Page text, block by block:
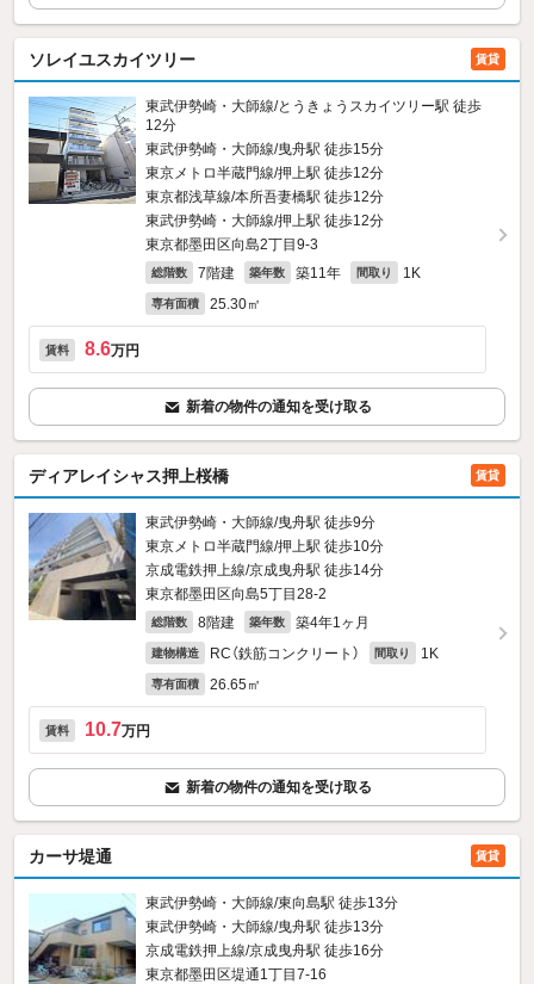
ソレイユスカイツリー 賃貸
東武伊勢崎・大師線/とうきょうスカイツリー駅 徒歩
12分
東武伊勢崎・大師線/曳舟駅 徒歩15分
東京メトロ半蔵門線/押上駅 徒歩12分
東京都浅草線/本所吾妻橋駅 徒歩12分
東武伊勢崎・大師線/押上駅 徒歩12分
東京都墨田区向島2丁目9-3
総階数 7階建 築年数 築11年 間取り 1K
専有面積 25.30㎡
賃料 8.6万円
新着の物件の通知を受け取る
ディアレイシャス押上桜橋 賃貸
東武伊勢崎・大師線/曳舟駅 徒歩9分
東京メトロ半蔵門線/押上駅 徒歩10分
京成電鉄押上線/京成曳舟駅 徒歩14分
東京都墨田区向島5丁目28-2
総階数 8階建 築年数 築4年1ヶ月
建物構造 RC（鉄筋コンクリート） 間取り 1K
専有面積 26.65㎡
賃料 10.7万円
新着の物件の通知を受け取る
カーサ堤通 賃貸
東武伊勢崎・大師線/東向島駅 徒歩13分
東武伊勢崎・大師線/曳舟駅 徒歩13分
京成電鉄押上線/京成曳舟駅 徒歩16分
東京都墨田区堤通1丁目7-16